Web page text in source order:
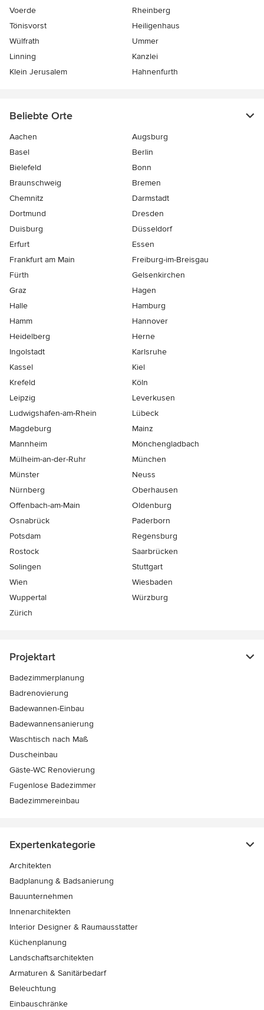
Voerde
Rheinberg
Tönisvorst
Heiligenhaus
Wülfrath
Ummer
Linning
Kanzlei
Klein Jerusalem
Hahnenfurth
Beliebte Orte
Aachen
Augsburg
Basel
Berlin
Bielefeld
Bonn
Braunschweig
Bremen
Chemnitz
Darmstadt
Dortmund
Dresden
Duisburg
Düsseldorf
Erfurt
Essen
Frankfurt am Main
Freiburg-im-Breisgau
Fürth
Gelsenkirchen
Graz
Hagen
Halle
Hamburg
Hamm
Hannover
Heidelberg
Herne
Ingolstadt
Karlsruhe
Kassel
Kiel
Krefeld
Köln
Leipzig
Leverkusen
Ludwigshafen-am-Rhein
Lübeck
Magdeburg
Mainz
Mannheim
Mönchen­gladbach
Mülheim-an-der-Ruhr
München
Münster
Neuss
Nürnberg
Oberhausen
Offenbach-am-Main
Oldenburg
Osnabrück
Paderborn
Potsdam
Regensburg
Rostock
Saarbrücken
Solingen
Stuttgart
Wien
Wiesbaden
Wuppertal
Würzburg
Zürich
Projektart
Badezimmerplanung
Badrenovierung
Badewannen-Einbau
Badewannensanierung
Waschtisch nach Maß
Duscheinbau
Gäste-WC Renovierung
Fugenlose Badezimmer
Badezimmereinbau
Expertenkategorie
Architekten
Badplanung & Badsanierung
Bauunternehmen
Innenarchitekten
Interior Designer & Raumausstatter
Küchenplanung
Landschaftsarchitekten
Armaturen & Sanitärbedarf
Beleuchtung
Einbauschränke